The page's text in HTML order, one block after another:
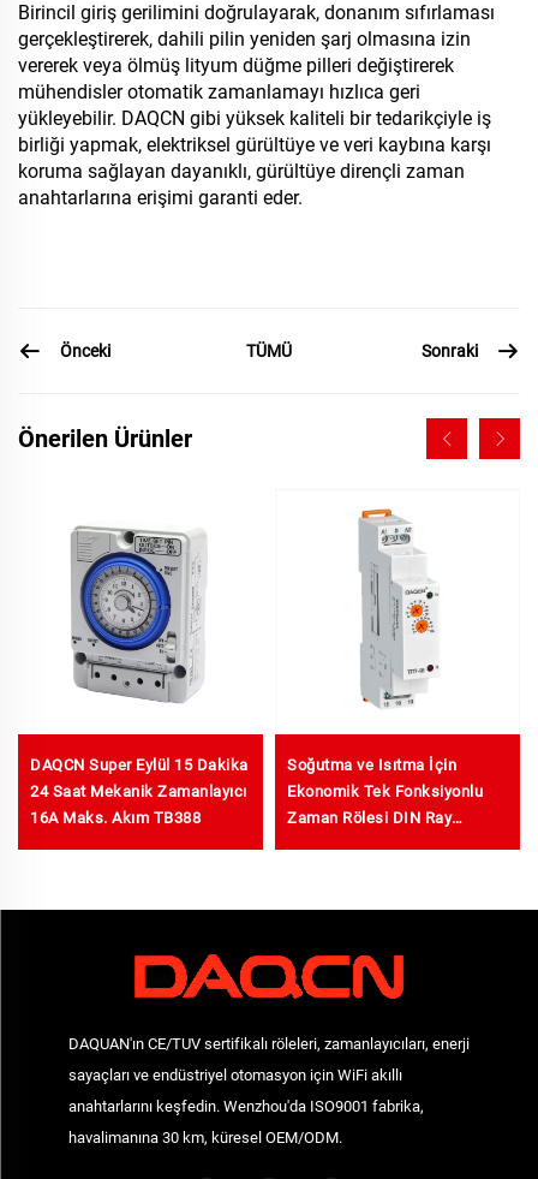
Birincil giriş gerilimini doğrulayarak, donanım sıfırlaması
gerçekleştirerek, dahili pilin yeniden şarj olmasına izin
vererek veya ölmüş lityum düğme pilleri değiştirerek
mühendisler otomatik zamanlamayı hızlıca geri
yükleyebilir. DAQCN gibi yüksek kaliteli bir tedarikçiyle iş
birliği yapmak, elektriksel gürültüye ve veri kaybına karşı
koruma sağlayan dayanıklı, gürültüye dirençli zaman
anahtarlarına erişimi garanti eder.
Önceki TÜMÜ Sonraki
Önerilen Ürünler
DAQCN Super Eylül 15 Dakika
24 Saat Mekanik Zamanlayıcı
16A Maks. Akım TB388
Soğutma ve Isıtma İçin
Ekonomik Tek Fonksiyonlu
Zaman Rölesi DIN Ray
DAQUAN'ın CE/TUV sertifikalı röleleri, zamanlayıcıları, enerji
sayaçları ve endüstriyel otomasyon için WiFi akıllı
anahtarlarını keşfedin. Wenzhou'da ISO9001 fabrika,
havalimanına 30 km, küresel OEM/ODM.